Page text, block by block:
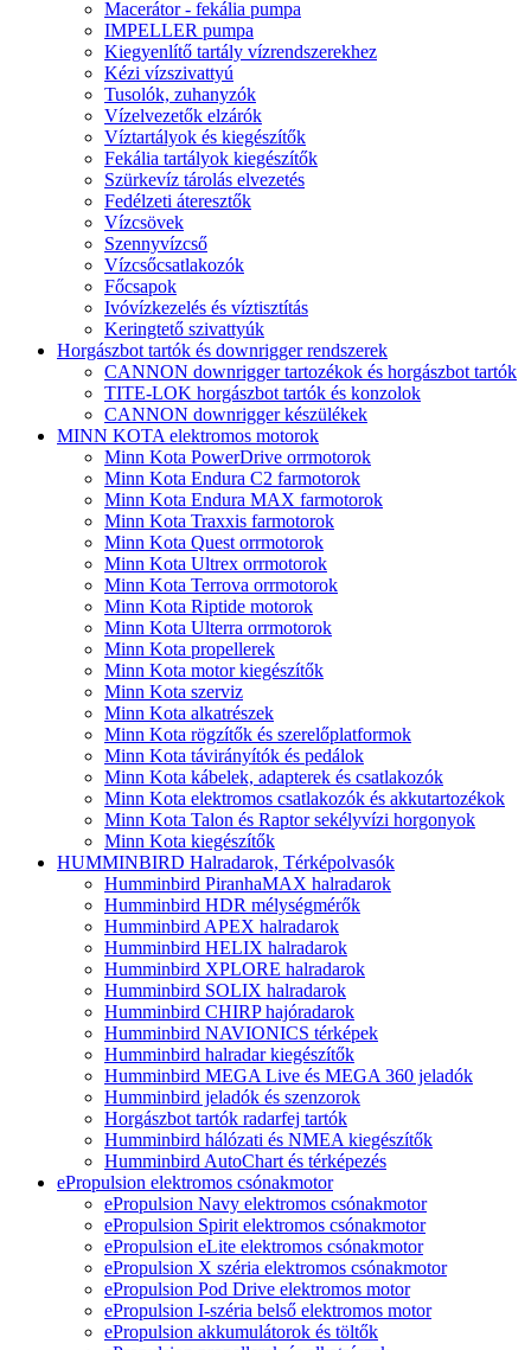
Macerátor - fekália pumpa
IMPELLER pumpa
Kiegyenlítő tartály vízrendszerekhez
Kézi vízszivattyú
Tusolók, zuhanyzók
Vízelvezetők elzárók
Víztartályok és kiegészítők
Fekália tartályok kiegészítők
Szürkevíz tárolás elvezetés
Fedélzeti áteresztők
Vízcsövek
Szennyvízcső
Vízcsőcsatlakozók
Főcsapok
Ivóvízkezelés és víztisztítás
Keringtető szivattyúk
Horgászbot tartók és downrigger rendszerek
CANNON downrigger tartozékok és horgászbot tartók
TITE-LOK horgászbot tartók és konzolok
CANNON downrigger készülékek
MINN KOTA elektromos motorok
Minn Kota PowerDrive orrmotorok
Minn Kota Endura C2 farmotorok
Minn Kota Endura MAX farmotorok
Minn Kota Traxxis farmotorok
Minn Kota Quest orrmotorok
Minn Kota Ultrex orrmotorok
Minn Kota Terrova orrmotorok
Minn Kota Riptide motorok
Minn Kota Ulterra orrmotorok
Minn Kota propellerek
Minn Kota motor kiegészítők
Minn Kota szerviz
Minn Kota alkatrészek
Minn Kota rögzítők és szerelőplatformok
Minn Kota távirányítók és pedálok
Minn Kota kábelek, adapterek és csatlakozók
Minn Kota elektromos csatlakozók és akkutartozékok
Minn Kota Talon és Raptor sekélyvízi horgonyok
Minn Kota kiegészítők
HUMMINBIRD Halradarok, Térképolvasók
Humminbird PiranhaMAX halradarok
Humminbird HDR mélységmérők
Humminbird APEX halradarok
Humminbird HELIX halradarok
Humminbird XPLORE halradarok
Humminbird SOLIX halradarok
Humminbird CHIRP hajóradarok
Humminbird NAVIONICS térképek
Humminbird halradar kiegészítők
Humminbird MEGA Live és MEGA 360 jeladók
Humminbird jeladók és szenzorok
Horgászbot tartók radarfej tartók
Humminbird hálózati és NMEA kiegészítők
Humminbird AutoChart és térképezés
ePropulsion elektromos csónakmotor
ePropulsion Navy elektromos csónakmotor
ePropulsion Spirit elektromos csónakmotor
ePropulsion eLite elektromos csónakmotor
ePropulsion X széria elektromos csónakmotor
ePropulsion Pod Drive elektromos motor
ePropulsion I-széria belső elektromos motor
ePropulsion akkumulátorok és töltők